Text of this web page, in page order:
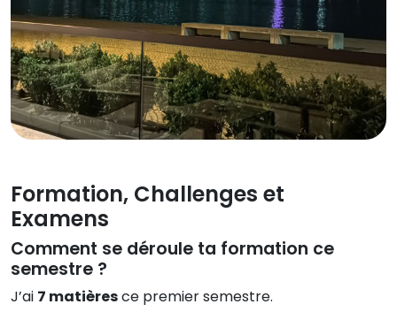
Formation, Challenges et
Examens
Comment se déroule ta formation ce
semestre ?
J’ai 7 matièresce premier semestre.